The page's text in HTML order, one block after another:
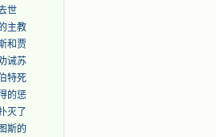
世
主教
和贾
诫苏
特死
的惩
灭了
斯的